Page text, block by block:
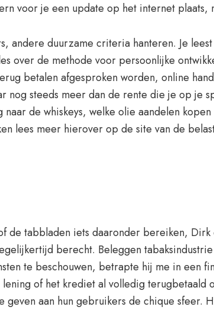
voor je een update op het internet plaats,
andere duurzame criteria hanteren. Je
over de methode voor persoonlijke
betalen afgesproken worden, online
nog steeds meer dan de rente die je op je
de whiskeys, welke olie aandelen
lees meer hierover op de site van de
de tabbladen iets daaronder bereiken,
berecht. Beleggen
te beschouwen, betrapte hij me in een
of het krediet al volledig
aan hun gebruikers de chique sfeer.